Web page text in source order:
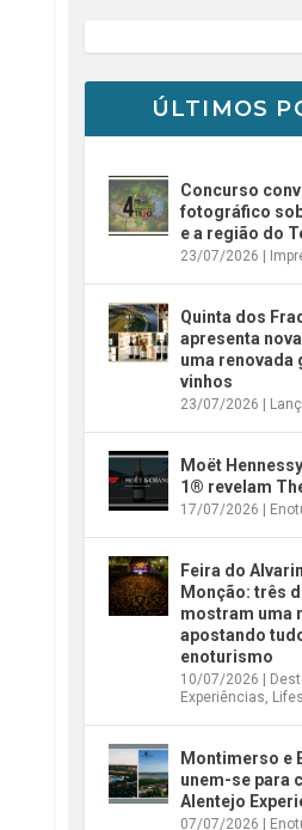
ÚLTIMOS
Concurso
fotográfico
e a região do
23/07/2026 |
Quinta dos
apresenta
uma renovada
vinhos
23/07/2026 |
Moët
1® revelam
17/07/2026 |
Feira do
Monção: três
mostram uma
apostando
enoturismo
10/07/2026 |
Experiências,
Montimerso e
unem-se para
Alentejo
07/07/2026 |